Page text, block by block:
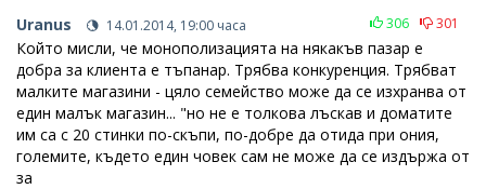
Uranus 14.01.2014, 19:00 часа 306 301
Който мисли, че монополизацията на някакъв пазар е
добра за клиента е тъпанар. Трябва конкуренция. Трябват
малките магазини - цяло семейство може да се изхранва от
един малък магазин... "но не е толкова лъскав и доматите
им са с 20 стинки по-скъпи, по-добре да отида при ония,
големите, където един човек сам не може да се издържа от
за